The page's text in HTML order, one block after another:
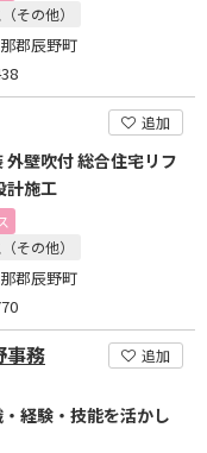
その他）
郡辰野町
追加
外壁吹付 総合住宅リフ
計施工
その他）
郡辰野町
事務
追加
経験・技能を活かし